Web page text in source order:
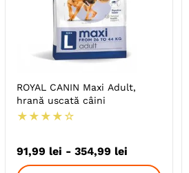
ROYAL CANIN Maxi Adult,
hrană uscată câini
★ ★ ★ ★ ☆
91,99 lei - 354,99 lei